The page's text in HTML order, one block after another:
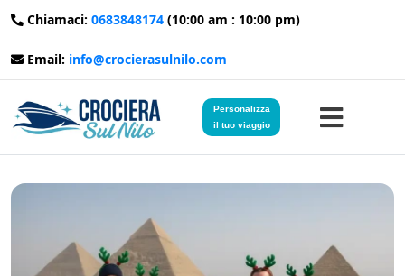
Chiamaci: 0683848174 (10:00 am : 10:00 pm)
Email: info@crocierasulnilo.com
Personalizza
il tuo viaggio
Home
Viaggi in Egitto